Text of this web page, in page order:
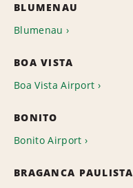
BLUMENAU
Blumenau
BOA VISTA
Boa Vista Airport
BONITO
Bonito Airport
BRAGANCA PAULISTA